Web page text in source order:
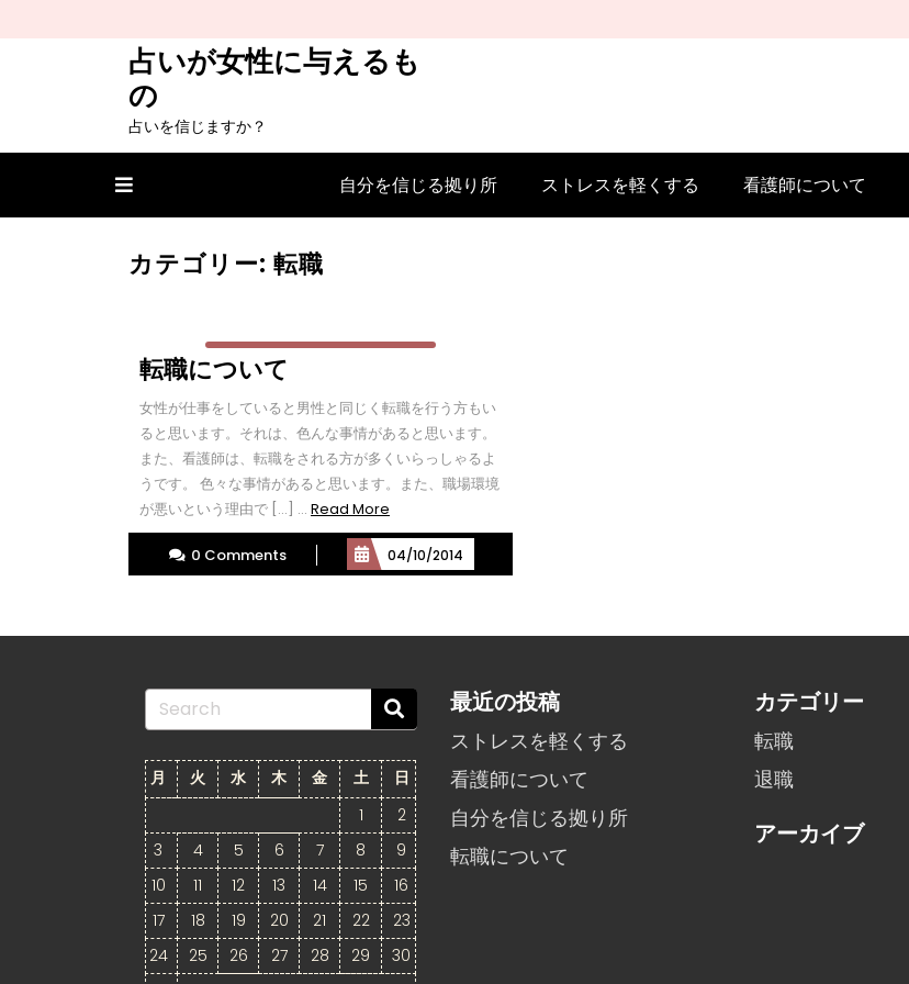
占いが女性に与えるも
の
占いを信じますか？
自分を信じる拠り所 ストレスを軽くする 看護師について
カテゴリー: 転職
転職について
女性が仕事をしていると男性と同じく転職を行う方もい
ると思います。それは、色んな事情があると思います。
また、看護師は、転職をされる方が多くいらっしゃるよ
うです。 色々な事情があると思います。また、職場環境
が悪いという理由で […] ... Read More
More
0 Comments
04/10/2014
Search
for:
月 火 水 木 金 土
日
1
2
3
4 5 6 7 8
9
10
11 12 13 14 15
16
17
18 19 20 21 22
23
24
25 26 27 28 29
30
最近の投稿
ストレスを軽くする
看護師について
自分を信じる拠り所
転職について
カテゴリー
転職
退職
アーカイブ